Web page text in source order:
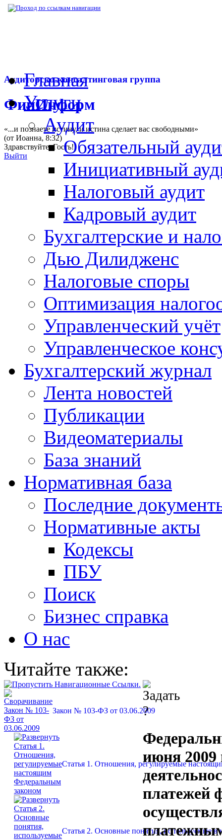
Аудиторско-консалтинговая группа
ФинИнформ
«...и познаете истину, и истина сделает вас свободными»
(от Иоанна, 8:32)
Здравствуйте,Гость!
Выйти
Главная
Услуги
Аудит
Обязательный
Инициативный
Налоговый аудит
Кадровый аудит
Бухгалтерские и
Дью Дилидженс
Налоговые споры
Оптимизация
Управленческий учёт
Управленческое
Бухгалтерский журнал
Лента новостей
Публикации
Видеоматериалы
База знаний
Нормативная база
Последние
Нормативные акты
Кодексы
ПБУ
Поиск
Бизнес справка
О нас
Читайте также:
Закон № 103-ФЗ от 03.06.2009
Статья 1. Отношения, регулируемые
Статья 2. Основные понятия, используемые в
июня
платежей